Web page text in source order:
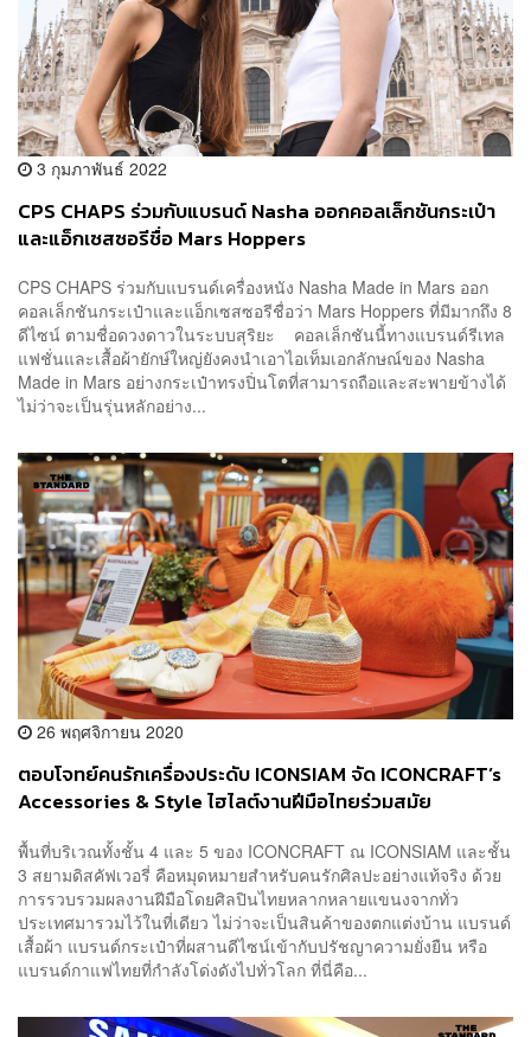
3 กุมภาพันธ์ 2022
CPS CHAPS ร่วมกับแบรนด์ Nasha ออกคอลเล็กชันกระเป๋า
และแอ็กเซสซอรีชื่อ Mars Hoppers
CPS CHAPS ร่วมกับแบรนด์เครื่องหนัง Nasha Made in Mars ออก
คอลเล็กชันกระเป๋าและแอ็กเซสซอรีชื่อว่า Mars Hoppers ที่มีมากถึง 8
ดีไซน์ ตามชื่อดวงดาวในระบบสุริยะ คอลเล็กชันนี้ทางแบรนด์รีเทล
แฟชั่นและเสื้อผ้ายักษ์ใหญ่ยังคงนำเอาไอเท็มเอกลักษณ์ของ Nasha
Made in Mars อย่างกระเป๋าทรงปิ่นโตที่สามารถถือและสะพายข้างได้
ไม่ว่าจะเป็นรุ่นหลักอย่าง...
26 พฤศจิกายน 2020
ตอบโจทย์คนรักเครื่องประดับ ICONSIAM จัด ICONCRAFT’s
Accessories & Style ไฮไลต์งานฝีมือไทยร่วมสมัย
พื้นที่บริเวณทั้งชั้น 4 และ 5 ของ ICONCRAFT ณ ICONSIAM และชั้น
3 สยามดิสคัฟเวอรี่ คือหมุดหมายสำหรับคนรักศิลปะอย่างแท้จริง ด้วย
การรวบรวมผลงานฝีมือโดยศิลปินไทยหลากหลายแขนงจากทั่ว
ประเทศมารวมไว้ในที่เดียว ไม่ว่าจะเป็นสินค้าของตกแต่งบ้าน แบรนด์
เสื้อผ้า แบรนด์กระเป๋าที่ผสานดีไซน์เข้ากับปรัชญาความยั่งยืน หรือ
แบรนด์กาแฟไทยที่กำลังโด่งดังไปทั่วโลก ที่นี่คือ...